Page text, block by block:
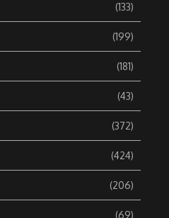
(133)
(199)
(181)
(43)
(372)
(424)
(206)
(69)